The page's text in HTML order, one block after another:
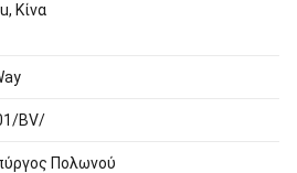
Κίνα
BV/
Πολωνού